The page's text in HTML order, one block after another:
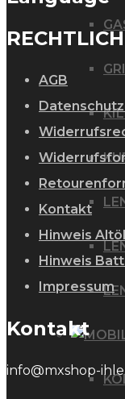
AGB
Kontakt
Hinweis
Hinweis
Impressum
Kontakt
info@mxshop-